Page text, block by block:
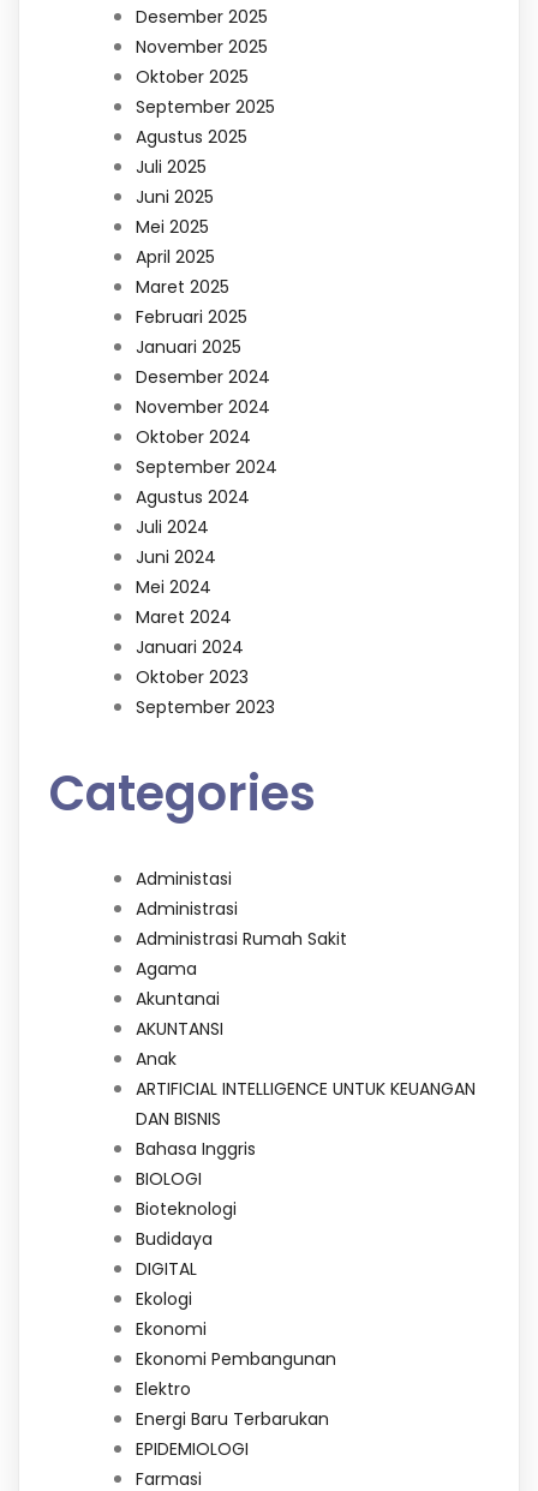
Desember 2025
November 2025
Oktober 2025
September 2025
Agustus 2025
Juli 2025
Juni 2025
Mei 2025
April 2025
Maret 2025
Februari 2025
Januari 2025
Desember 2024
November 2024
Oktober 2024
September 2024
Agustus 2024
Juli 2024
Juni 2024
Mei 2024
Maret 2024
Januari 2024
Oktober 2023
September 2023
Categories
Administasi
Administrasi
Administrasi Rumah Sakit
Agama
Akuntanai
AKUNTANSI
Anak
ARTIFICIAL INTELLIGENCE UNTUK KEUANGAN
DAN BISNIS
Bahasa Inggris
BIOLOGI
Bioteknologi
Budidaya
DIGITAL
Ekologi
Ekonomi
Ekonomi Pembangunan
Elektro
Energi Baru Terbarukan
EPIDEMIOLOGI
Farmasi